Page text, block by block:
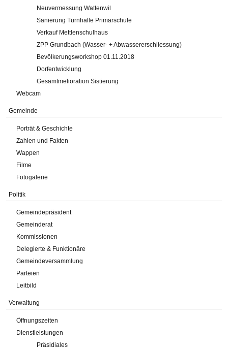
Neuvermessung Wattenwil
Sanierung Turnhalle Primarschule
Verkauf Mettlenschulhaus
ZPP Grundbach (Wasser- + Abwassererschliessung)
Bevölkerungsworkshop 01.11.2018
Dorfentwicklung
Gesamtmelioration Sistierung
Webcam
Gemeinde
Porträt & Geschichte
Zahlen und Fakten
Wappen
Filme
Fotogalerie
Politik
Gemeindepräsident
Gemeinderat
Kommissionen
Delegierte & Funktionäre
Gemeindeversammlung
Parteien
Leitbild
Verwaltung
Öffnungszeiten
Dienstleistungen
Präsidiales